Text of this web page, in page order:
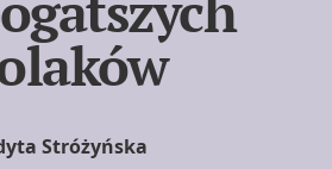
Stróżyńska